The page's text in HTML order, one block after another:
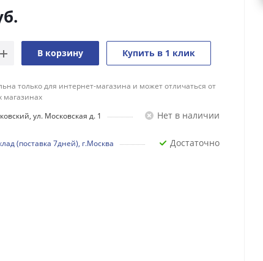
В корзину Купить в 1 клик
только для интернет-магазина и может отличаться от
магазинах
ул. Московская д. 1
Нет в наличии
(поставка 7дней), г.Москва Достаточно